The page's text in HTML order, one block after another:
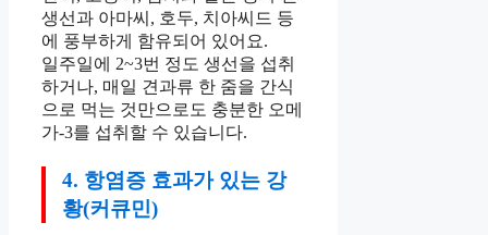
생선과 아마씨, 호두, 치아씨드 등
에 풍부하게 함유되어 있어요.
일주일에 2~3번 정도 생선을 섭취
하거나, 매일 견과류 한 줌을 간식
으로 먹는 것만으로도 충분한 오메
가-3를 섭취할 수 있습니다.
4. 항염증 효과가 있는 강
황(커큐민)